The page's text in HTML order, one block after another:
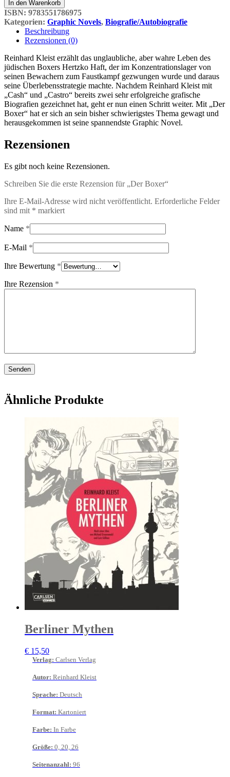
Menge
In den Warenkorb
ISBN: 9783551786975
Kategorien: Graphic Novels, Biografie/Autobiografie
Beschreibung
Rezensionen (0)
Reinhard Kleist erzählt das unglaubliche, aber wahre Leben des
jüdischen Boxers Hertzko Haft, der im Konzentrationslager von
seinen Bewachern zum Faustkampf gezwungen wurde und daraus
seine Überlebensstrategie machte. Nachdem Reinhard Kleist mit
„Cash“ und „Castro“ bereits zwei sehr erfolgreiche grafische
Biografien gezeichnet hat, geht er nun einen Schritt weiter. Mit „Der
Boxer“ hat er sich an sein bisher schwierigstes Thema gewagt und
herausgekommen ist seine spannendste Graphic Novel.
Rezensionen
Es gibt noch keine Rezensionen.
Schreiben Sie die erste Rezension für „Der Boxer“
Ihre E-Mail-Adresse wird nicht veröffentlicht. Erforderliche Felder
sind mit * markiert
Name *
E-Mail *
Ihre Bewertung *
Ihre Rezension *
Ähnliche Produkte
Berliner Mythen
€ 15,50
Verlag: Carlsen Verlag
Autor: Reinhard Kleist
Sprache: Deutsch
Format: Kartoniert
Farbe: In Farbe
Größe: 0, 20, 26
Seitenanzahl: 96